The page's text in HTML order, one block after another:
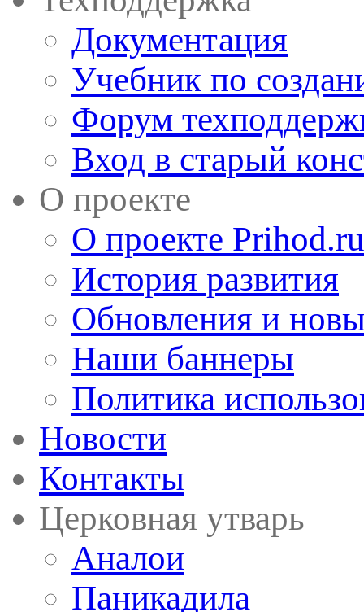
Документация
Учебник по
Форум
Вход в старый
О проекте
О проекте Prihod.ru
История развития
Обновления и
Наши баннеры
Политика
Новости
Контакты
Церковная утварь
Аналои
Паникадила